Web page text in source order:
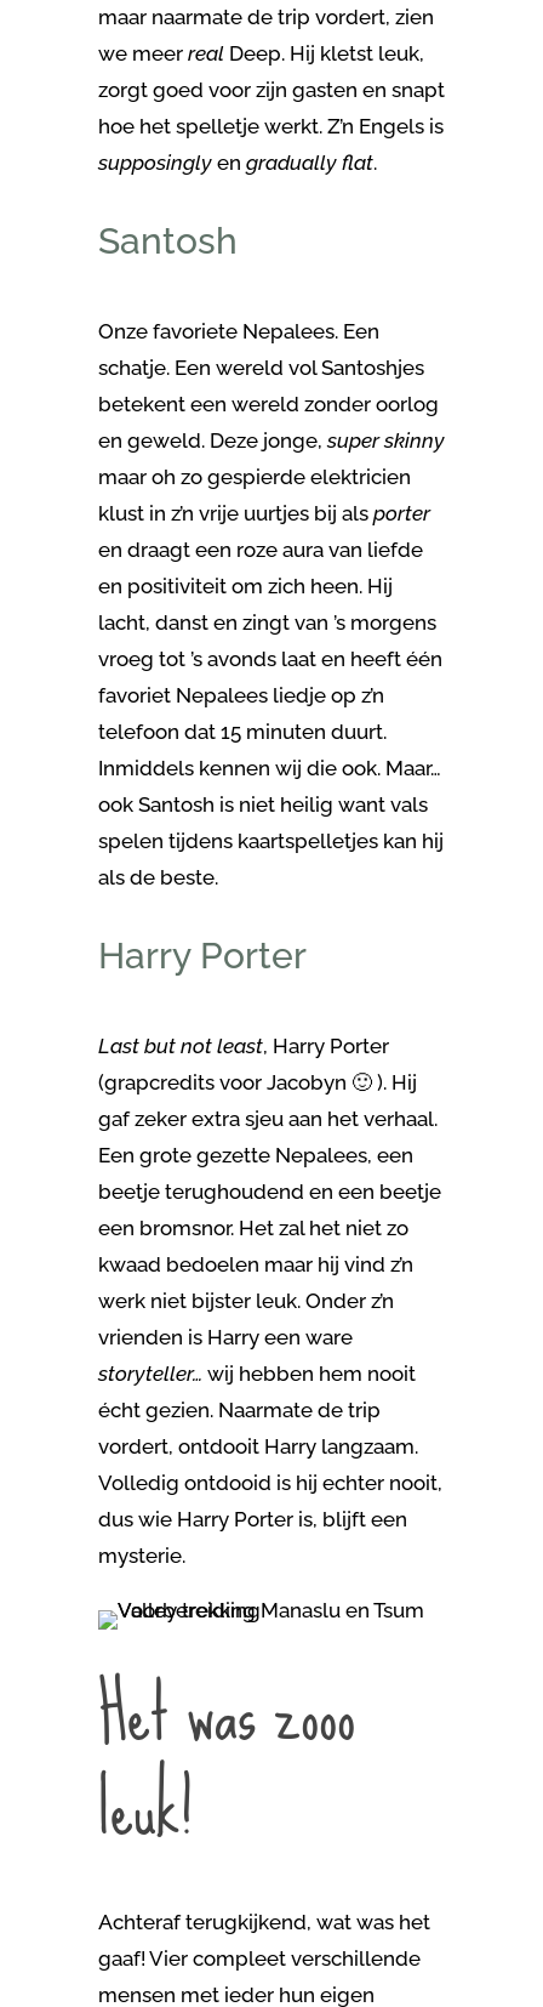
maar naarmate de trip vordert, zien
we meer realDeep. Hij kletst leuk,
zorgt goed voor zijn gasten en snapt
hoe het spelletje werkt. Z’n Engels is
supposingly en gradually flat.
Santosh
Onze favoriete Nepalees. Een
schatje. Een wereld vol Santoshjes
betekent een wereld zonder oorlog
en geweld. Deze jonge,super skinny
maar oh zo gespierde elektricien
klust in z’n vrije uurtjes bij als porter
en draagt een roze aura van liefde
en positiviteit om zich heen. Hij
lacht, danst en zingt van ’s morgens
vroeg tot ’s avonds laat en heeft één
favoriet Nepalees liedje op z’n
telefoon dat 15 minuten duurt.
Inmiddels kennen wij die ook. Maar…
ook Santosh is niet heilig want vals
spelen tijdens kaartspelletjes kan hij
als de beste.
Harry Porter
Last but not least, Harry Porter
(grapcredits voor Jacobyn 🙂 ). Hij
gaf zeker extra sjeu aan het verhaal.
Een grote gezette Nepalees, een
beetje terughoudend en een beetje
een bromsnor. Het zal het niet zo
kwaad bedoelen maar hij vind z’n
werk niet bijster leuk. Onder z’n
vrienden is Harry een ware
storyteller… wij hebben hem nooit
écht gezien. Naarmate de trip
vordert, ontdooit Harry langzaam.
Volledig ontdooid is hij echter nooit,
dus wie Harry Porter is, blijft een
mysterie.
Het was zooo
leuk!
Achteraf terugkijkend, wat was het
gaaf! Vier compleet verschillende
mensen met ieder hun eigen